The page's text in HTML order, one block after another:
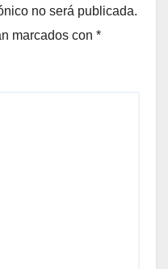
no será publicada.
marcados con *